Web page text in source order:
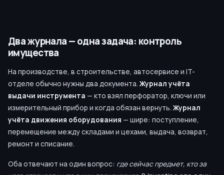
Два журнала — одна задача: контроль
имущества
На производстве, в строительстве, автосервисе и IT-
отделе обычно нужны два документа. Журнал учёта
выдачи инструмента — кто взял перфоратор, ключи или
измерительный прибор и когда обязан вернуть. Журнал
учёта движения оборудования — шире: поступление,
перемещение между складами и цехами, выдача, возврат,
ремонт и списание.
Оба отвечают на один вопрос: где сейчас предмет, кто за